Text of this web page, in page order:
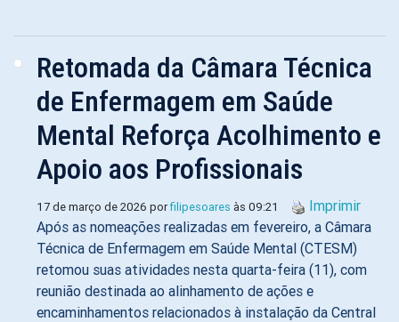
Retomada da Câmara Técnica
de Enfermagem em Saúde
Mental Reforça Acolhimento e
Apoio aos Profissionais
17 de março de 2026 porfilipesoares às 09:21
Imprimir
Após as nomeações realizadas em fevereiro, a Câmara
Técnica de Enfermagem em Saúde Mental (CTESM)
retomou suas atividades nesta quarta-feira (11), com
reunião destinada ao alinhamento de ações e
encaminhamentos relacionados à instalação da Central